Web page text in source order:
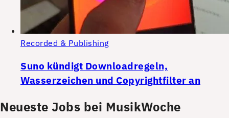
Recorded & Publishing
Suno kündigt Downloadregeln,
Wasserzeichen und Copyrightfilter an
Neueste Jobs bei MusikWoche